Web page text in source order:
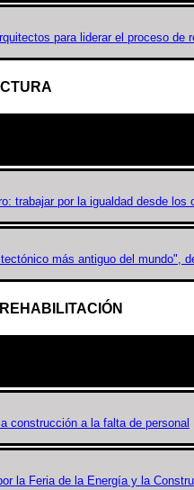
para liderar el proceso de
trabajar por la igualdad desde los
más antiguo del mundo",
construcción a la falta de personal
la Feria de la Energía y la